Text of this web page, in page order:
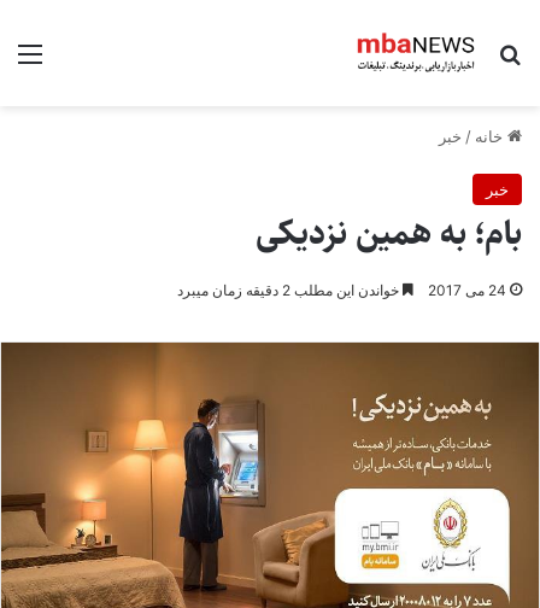
جستجو برای
خانه / خبر
خبر
بام؛ به همین نزدیکی
24 می 2017 خواندن این مطلب 2 دقیقه زمان میبرد